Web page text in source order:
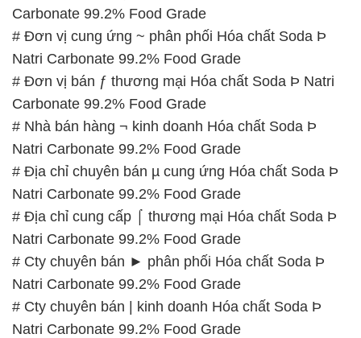
Carbonate 99.2% Food Grade
# Đơn vị cung ứng ~ phân phối Hóa chất Soda Þ
Natri Carbonate 99.2% Food Grade
# Đơn vị bán ƒ thương mại Hóa chất Soda Þ Natri
Carbonate 99.2% Food Grade
# Nhà bán hàng ¬ kinh doanh Hóa chất Soda Þ
Natri Carbonate 99.2% Food Grade
# Địa chỉ chuyên bán µ cung ứng Hóa chất Soda Þ
Natri Carbonate 99.2% Food Grade
# Địa chỉ cung cấp ⌠ thương mại Hóa chất Soda Þ
Natri Carbonate 99.2% Food Grade
# Cty chuyên bán ► phân phối Hóa chất Soda Þ
Natri Carbonate 99.2% Food Grade
# Cty chuyên bán | kinh doanh Hóa chất Soda Þ
Natri Carbonate 99.2% Food Grade